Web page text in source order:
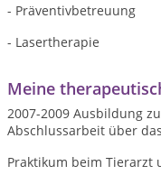
- Präventivbetreuung
- Lasertherapie
Meine
2007-2009 Ausbildung
Abschlussarbeit über
Praktikum beim Tierarzt